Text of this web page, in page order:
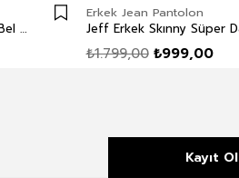
Jack Erkek Slım Dar Kesim Yüksek Bel Dar Paça Jean Pantolon Mavi
Erkek Jean Pantolon
₺999,00
₺1.799,00
Kayıt Ol